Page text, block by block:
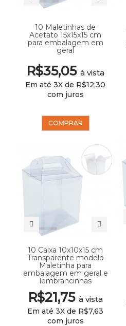
10 Maletinhas de
Acetato 15x15x15 cm
para embalagem em
geral
R$35,05 à vista
Em até 3X de R$12,30
com juros
COMPRAR
10 Caixa 10x10x15 cm
Transparente modelo
Maletinha para
embalagem em geral e
lembrancinhas
R$21,75 à vista
Em até 3X de R$7,63
com juros